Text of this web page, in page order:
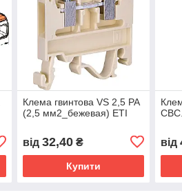
Клема гвинтова VS 2,5 PA
(2,5 мм2_бежевая) ETI
від 32,40₴
Купити
від